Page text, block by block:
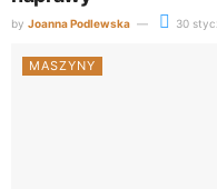
by Joanna Podlewska 30
MASZYNY